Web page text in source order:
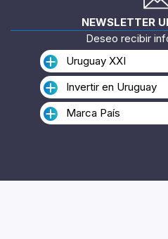
NEWSLETTER
Invertir en Uruguay